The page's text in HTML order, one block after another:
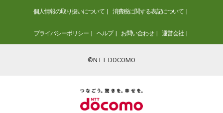
個人情報の取り扱いについて 消費税に関する表記について
プライバシーポリシー ヘルプ お問い合わせ 運営会社
©NTT DOCOMO